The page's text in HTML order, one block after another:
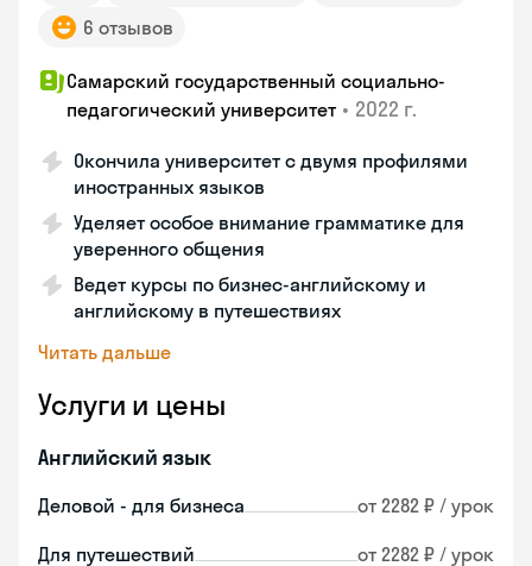
6 отзывов
Самарский государственный социально-
педагогический университет • 2022 г.
Окончила университет с двумя профилями
иностранных языков
Уделяет особое внимание грамматике для
уверенного общения
Ведет курсы по бизнес-английскому и
английскому в путешествиях
Читать дальше
Услуги и цены
Английский язык
Деловой - для бизнеса от 2282 ₽ / урок
Для путешествий от 2282 ₽ / урок